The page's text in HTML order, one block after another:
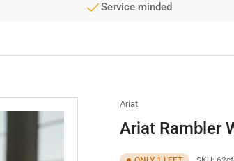
Service minded
Ariat
Ariat Rambler